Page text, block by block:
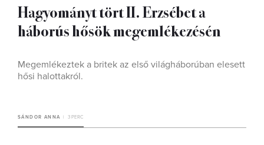
Hagyományt tört II. Erzsébet a
háborús hősök megemlékezésén
Megemlékeztek a britek az első világháborúban elesett
hősi halottakról.
SÁNDOR ANNA 3 PERC